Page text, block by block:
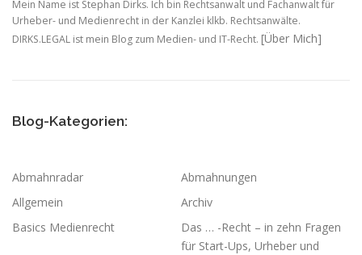
Mein Name ist Stephan Dirks. Ich bin Rechtsanwalt und Fachanwalt für
Urheber- und Medienrecht in der Kanzlei klkb. Rechtsanwälte.
DIRKS.LEGAL ist mein Blog zum Medien- und IT-Recht. [Über Mich]
Blog-Kategorien:
Abmahnradar
Abmahnungen
Allgemein
Archiv
Basics Medienrecht
Das … -Recht – in zehn Fragen
für Start-Ups, Urheber und